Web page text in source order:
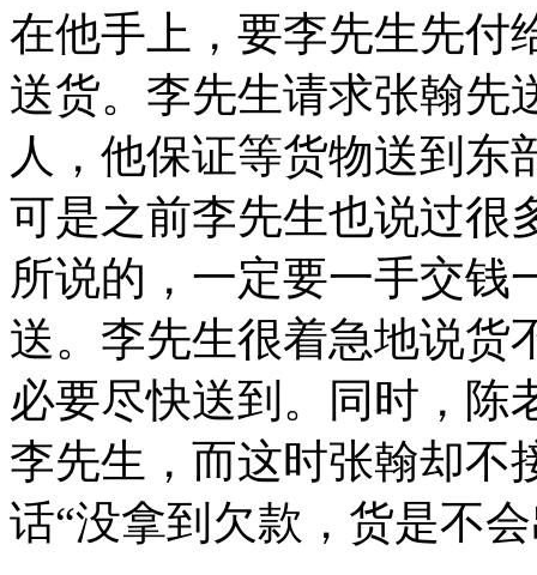
在他手上，要李先生先付
送货。李先生请求张翰先
人，他保证等货物送到东
可是之前李先生也说过很
所说的，一定要一手交钱
送。李先生很着急地说货
必要尽快送到。同时，陈
李先生，而这时张翰却不
话“没拿到欠款，货是不